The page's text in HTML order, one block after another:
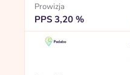
Prowizja
PPS 3,20 %